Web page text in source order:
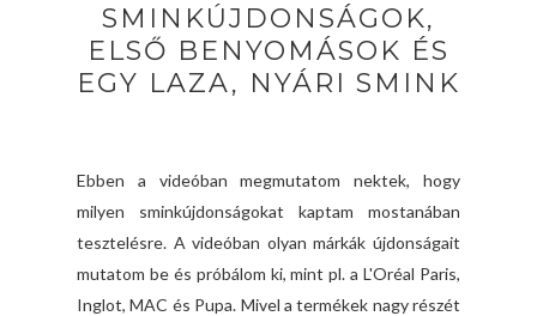
SMINKÚJDONSÁGOK,
ELSŐ BENYOMÁSOK ÉS
EGY LAZA, NYÁRI SMINK
Ebben a videóban megmutatom nektek, hogy
milyen sminkújdonságokat kaptam mostanában
tesztelésre. A videóban olyan márkák újdonságait
mutatom be és próbálom ki, mint pl. a L'Oréal Paris,
Inglot, MAC és Pupa. Mivel a termékek nagy részét